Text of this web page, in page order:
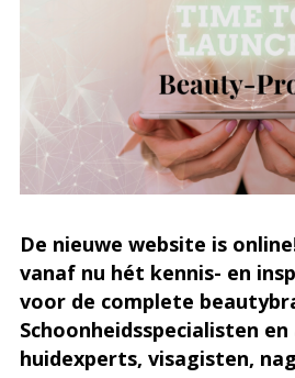
De nieuwe website is
vanaf nu hét kennis- en
voor de complete
Schoonheidsspecialisten en
huidexperts, visagisten,